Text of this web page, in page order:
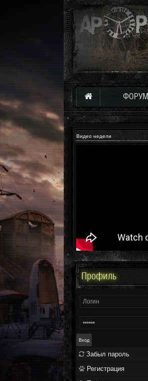
ФОРУМ
Видео недели
Профиль
Забыл пароль
Регистрация